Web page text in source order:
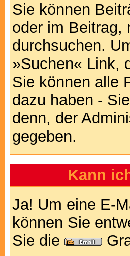
Sie können
oder im Beitrag,
durchsuchen.
»Suchen« Link,
Sie können alle
dazu haben -
denn, der
gegeben.
Kann
Ja! Um eine E-
können Sie
Sie die